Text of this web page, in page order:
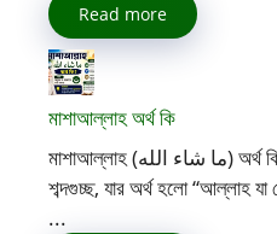
Read more
মাশাআল্লাহ অর্থ কি
মাশাআল্লাহ (ما شاء الله) অর্থ কি? মাশাআল্লাহ একটি আরবি
শব্দগুচ্ছ, যার অর্থ হলো “আল্লাহ যা
...